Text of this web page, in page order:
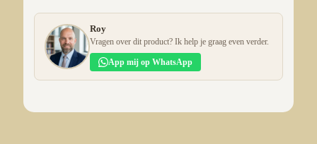
Roy
Vragen over dit product? Ik help je graag even verder.
App mij op WhatsApp